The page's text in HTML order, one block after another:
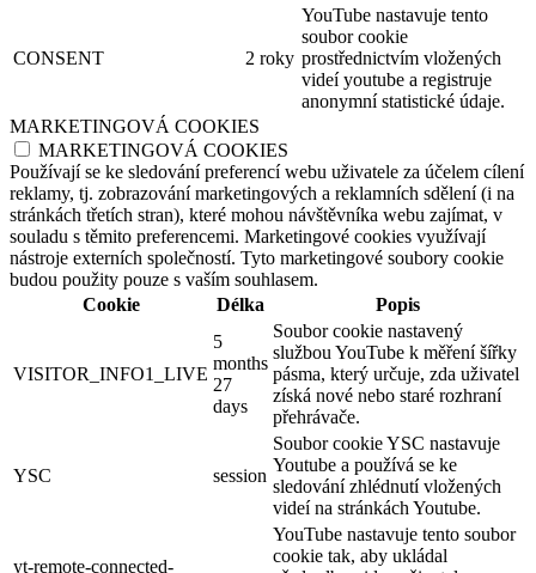
CONSENT 2 roky
YouTube nastavuje tento
soubor cookie
prostřednictvím vložených
videí youtube a registruje
anonymní statistické údaje.
MARKETINGOVÁ COOKIES
MARKETINGOVÁ COOKIES
Používají se ke sledování preferencí webu uživatele za účelem cílení
reklamy, tj. zobrazování marketingových a reklamních sdělení (i na
stránkách třetích stran), které mohou návštěvníka webu zajímat, v
souladu s těmito preferencemi. Marketingové cookies využívají
nástroje externích společností. Tyto marketingové soubory cookie
budou použity pouze s vaším souhlasem.
Cookie
Délka Popis
VISITOR_INFO1_LIVE
5
months
27
days
Soubor cookie nastavený
službou YouTube k měření šířky
pásma, který určuje, zda uživatel
získá nové nebo staré rozhraní
přehrávače.
YSC session
Soubor cookie YSC nastavuje
Youtube a používá se ke
sledování zhlédnutí vložených
videí na stránkách Youtube.
yt-remote-connected-
YouTube nastavuje tento soubor
cookie tak, aby ukládal